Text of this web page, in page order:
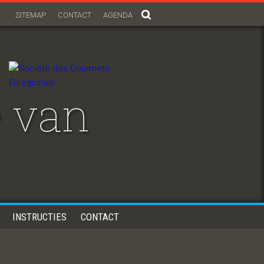
AGENDA
CONTACT
SITEMAP
van
INSTRUCTIES CONTACT